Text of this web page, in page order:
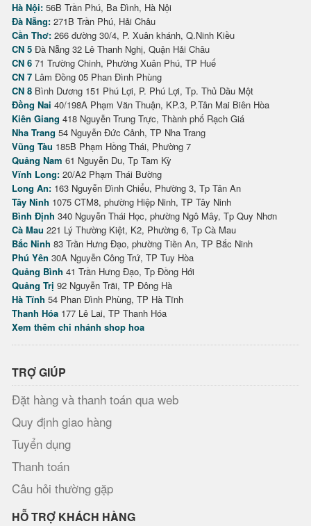
Hà Nội: 56B Trần Phú, Ba Đình, Hà Nội
Đà Nẵng: 271B Trần Phú, Hải Châu
Cần Thơ: 266 đường 30/4, P. Xuân khánh, Q.Ninh Kiều
CN 5 Đà Nẵng 32 Lê Thanh Nghị, Quận Hải Châu
CN 6 71 Trường Chinh, Phường Xuân Phú, TP Huế
CN 7 Lâm Đồng 05 Phan Đình Phùng
CN 8 Bình Dương 151 Phú Lợi, P. Phú Lợi, Tp. Thủ Dầu Một
Đồng Nai 40/198A Phạm Văn Thuận, KP.3, P.Tân Mai Biên Hòa
Kiên Giang 418 Nguyễn Trung Trực, Thành phố Rạch Giá
Nha Trang 54 Nguyễn Đức Cảnh, TP Nha Trang
Vũng Tàu 185B Phạm Hồng Thái, Phường 7
Quảng Nam 61 Nguyễn Du, Tp Tam Kỳ
Vĩnh Long: 20/A2 Phạm Thái Bường
Long An: 163 Nguyễn Đình Chiểu, Phường 3, Tp Tân An
Tây Ninh 1075 CTM8, phường Hiệp Ninh, TP Tây Ninh
Bình Định 340 Nguyễn Thái Học, phường Ngô Mây, Tp Quy Nhơn
Cà Mau 221 Lý Thường Kiệt, K2, Phường 6, Tp Cà Mau
Bắc Ninh 83 Trần Hưng Đạo, phường Tiền An, TP Bắc Ninh
Phú Yên 30A Nguyễn Công Trứ, TP Tuy Hòa
Quảng Bình 41 Trần Hưng Đạo, Tp Đồng Hới
Quảng Trị 92 Nguyễn Trãi, TP Đông Hà
Hà Tĩnh 54 Phan Đình Phùng, TP Hà Tĩnh
Thanh Hóa 177 Lê Lai, TP Thanh Hóa
Xem thêm chi nhánh shop hoa
TRỢ GIÚP
Đặt hàng và thanh toán qua web
Quy định giao hàng
Tuyển dụng
Thanh toán
Câu hỏi thường gặp
HỖ TRỢ KHÁCH HÀNG